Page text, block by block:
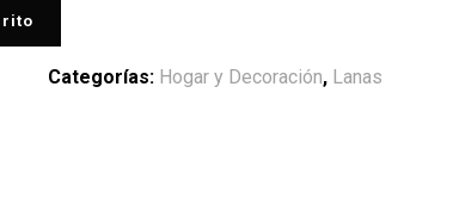
Categorías: Hogar y Decoración, Lanas